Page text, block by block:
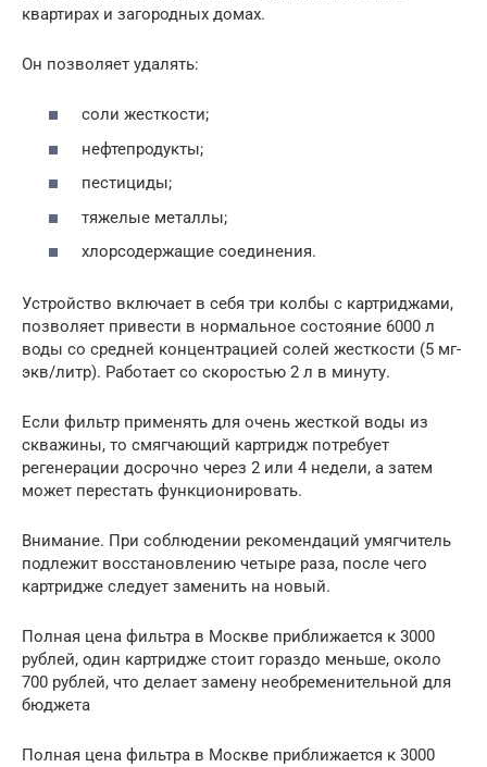
квартирах и загородных домах.
Он позволяет удалять:
соли жесткости;
нефтепродукты;
пестициды;
тяжелые металлы;
хлорсодержащие соединения.
Устройство включает в себя три колбы с картриджами,
позволяет привести в нормальное состояние 6000 л
воды со средней концентрацией солей жесткости (5 мг-
экв/литр). Работает со скоростью 2 л в минуту.
Если фильтр применять для очень жесткой воды из
скважины, то смягчающий картридж потребует
регенерации досрочно через 2 или 4 недели, а затем
может перестать функционировать.
Внимание. При соблюдении рекомендаций умягчитель
подлежит восстановлению четыре раза, после чего
картридже следует заменить на новый.
Полная цена фильтра в Москве приближается к 3000
рублей, один картридже стоит гораздо меньше, около
700 рублей, что делает замену необременительной для
бюджета
Полная цена фильтра в Москве приближается к 3000